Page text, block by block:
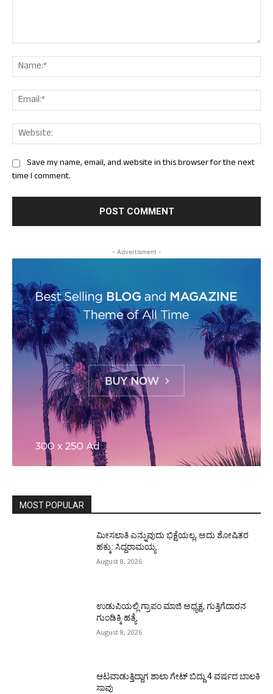
Save my name, email, and website in this browser for the next
time I comment.
- Advertisment -
MOST POPULAR
ಮೀಸಲಾತಿ ಎನ್ನುವುದು ಭಿಕ್ಷೆಯಲ್ಲ, ಅದು ಶೋಷಿತರ
ಹಕ್ಕು: ಸಿದ್ದರಾಮಯ್ಯ
August 8, 2026
ಉಡುಪಿಯಲ್ಲಿ ಗ್ರಾಪಂ ಮಾಜಿ ಅಧ್ಯಕ್ಷ, ಗುತ್ತಿಗೆದಾರನ
ಗುಂಡಿಕ್ಕಿ ಹತ್ಯೆ
August 8, 2026
ಆಟವಾಡುತ್ತಿದ್ದಾಗ ಶಾಲಾ ಗೇಟ್‌ ಬಿದ್ದು 4 ವರ್ಷದ ಬಾಲಕಿ
ಸಾವು